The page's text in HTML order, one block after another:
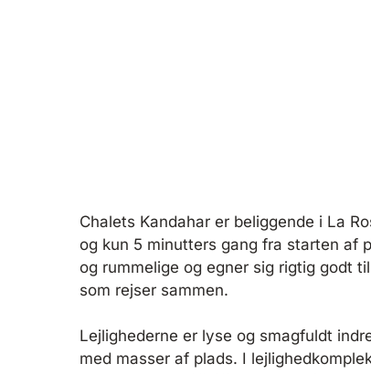
Chalets Kandahar er beliggende i La
og kun 5 minutters gang fra starten af
og rummelige og egner sig rigtig godt
som rejser sammen.
Lejlighederne er lyse og smagfuldt
med masser af plads. I